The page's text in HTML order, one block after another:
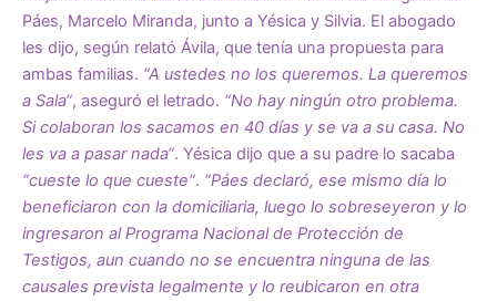
Páes, Marcelo Miranda, junto a Yésica y Silvia. El abogado
les dijo, según relató Ávila, que tenía una propuesta para
ambas familias. “A ustedes no los queremos. La queremos
a Sala“, aseguró el letrado. “No hay ningún otro problema.
Si colaboran los sacamos en 40 días y se va a su casa. No
les va a pasar nada“. Yésica dijo que a su padre lo sacaba
“cueste lo que cueste“. “Páes declaró, ese mismo día lo
beneficiaron con la domiciliaria, luego lo sobreseyeron y lo
ingresaron al Programa Nacional de Protección de
Testigos, aun cuando no se encuentra ninguna de las
causales prevista legalmente y lo reubicaron en otra